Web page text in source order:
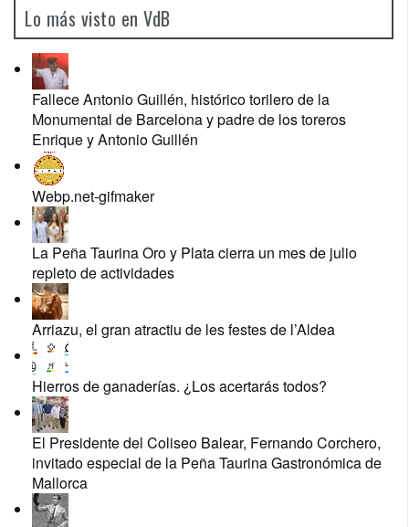
Lo más visto en VdB
Fallece Antonio Guillén, histórico torilero de la
Monumental de Barcelona y padre de los toreros
Enrique y Antonio Guillén
Webp.net-gifmaker
La Peña Taurina Oro y Plata cierra un mes de julio
repleto de actividades
Arriazu, el gran atractiu de les festes de l’Aldea
Hierros de ganaderías. ¿Los acertarás todos?
El Presidente del Coliseo Balear, Fernando Corchero,
invitado especial de la Peña Taurina Gastronómica de
Mallorca